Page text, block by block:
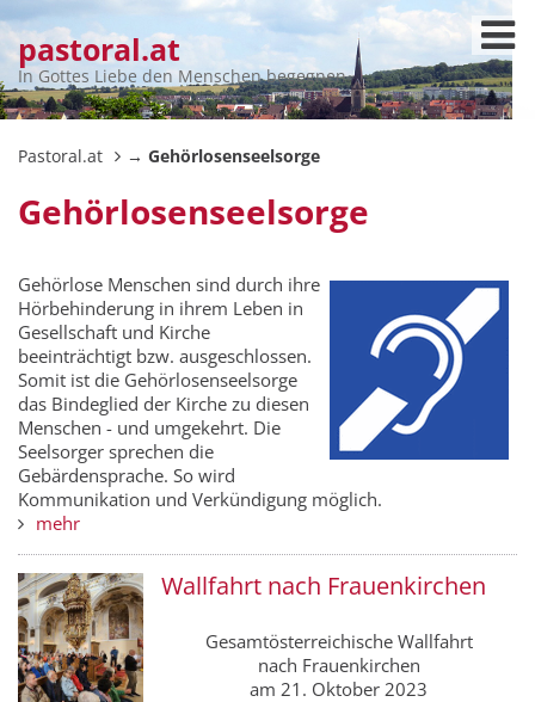
pastoral.at
In Gottes Liebe den Menschen begegnen
Pastoral.at → Gehörlosenseelsorge
Gehörlosenseelsorge
Gehörlose Menschen sind durch ihre
Hörbehinderung in ihrem Leben in
Gesellschaft und Kirche
beeinträchtigt bzw. ausgeschlossen.
Somit ist die Gehörlosenseelsorge
das Bindeglied der Kirche zu diesen
Menschen - und umgekehrt. Die
Seelsorger sprechen die
Gebärdensprache. So wird
Kommunikation und Verkündigung möglich.
mehr
Wallfahrt nach Frauenkirchen
Gesamtösterreichische Wallfahrt
nach Frauenkirchen
am 21. Oktober 2023